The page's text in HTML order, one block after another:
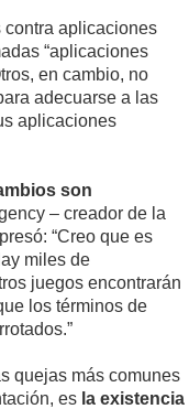
contra aplicaciones
“aplicaciones
en cambio, no
adecuarse a las
aplicaciones
son
– creador de la
“Creo que es
miles de
juegos encontrarán
los términos de
quejas más comunes
es la existencia